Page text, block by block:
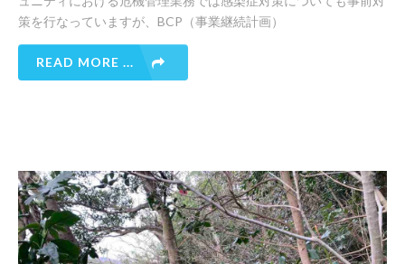
策を行なっていますが、BCP（事業継続計画）
READ MORE ...